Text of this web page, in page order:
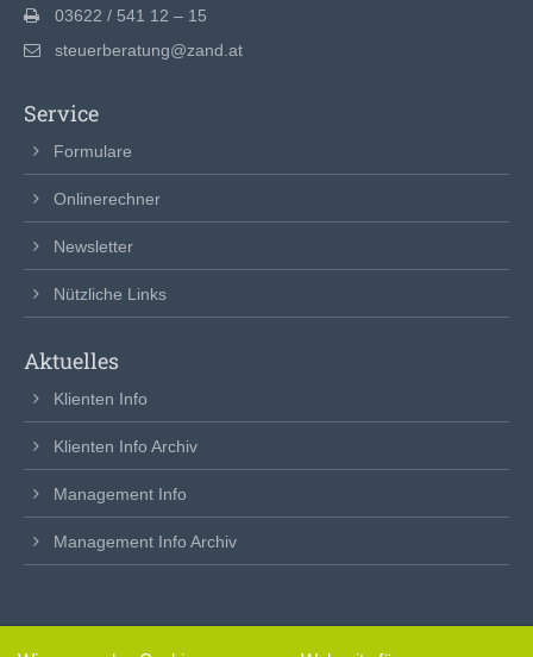
03622 / 541 12 – 15
steuerberatung@zand.at
Service
Formulare
Onlinerechner
Newsletter
Nützliche Links
Aktuelles
Klienten Info
Klienten Info Archiv
Management Info
Management Info Archiv